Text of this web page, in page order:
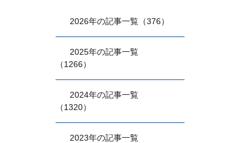
2026年の記事一覧（376）
2025年の記事一覧
（1266）
2024年の記事一覧
（1320）
2023年の記事一覧